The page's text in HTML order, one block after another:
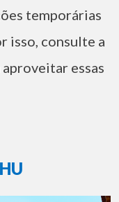
temporárias
isso, consulte a
essas